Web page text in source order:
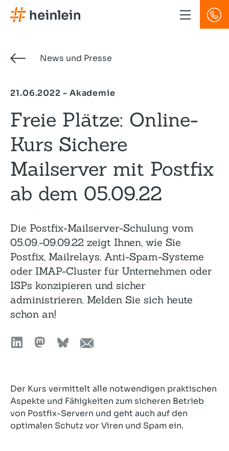
Direkt
zum
News und Presse
21.06.2022 - Akademie
Freie Plätze: Online-
Kurs Sichere
Mailserver mit Postfix
ab dem 05.09.22
Die Postfix-Mailserver-Schulung vom
05.09.-09.09.22 zeigt Ihnen, wie Sie
Postfix, Mailrelays, Anti-Spam-Systeme
oder IMAP-Cluster für Unternehmen oder
ISPs konzipieren und sicher
administrieren. Melden Sie sich heute
schon an!
Der Kurs vermittelt alle notwendigen praktischen
Aspekte und Fähigkeiten zum sicheren Betrieb
von Postfix-Servern und geht auch auf den
optimalen Schutz vor Viren und Spam ein.